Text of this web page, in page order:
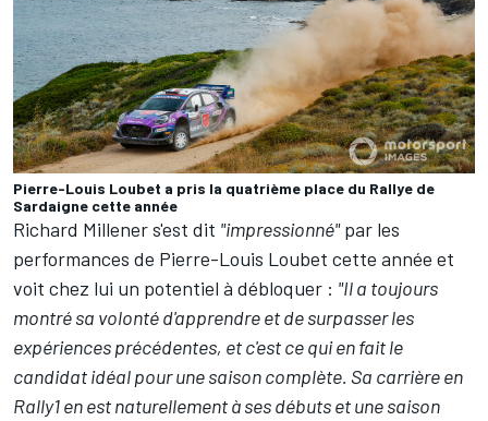
Pierre-Louis Loubet a pris la quatrième place du Rallye de
Sardaigne cette année
Richard Millener s'est dit "impressionné"par les
performances de Pierre-Louis Loubet cette année et
voit chez lui un potentiel à débloquer : "Il a toujours
montré sa volonté d'apprendre et de surpasser les
expériences précédentes, et c'est ce qui en fait le
candidat idéal pour une saison complète. Sa carrière en
Rally1 en est naturellement à ses débuts et une saison